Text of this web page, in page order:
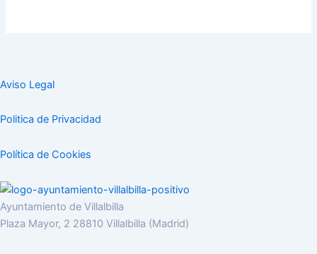
Aviso Legal
Politica de Privacidad
Política de Cookies
Ayuntamiento de Villalbilla
Plaza Mayor, 2 28810 Villalbilla (Madrid)